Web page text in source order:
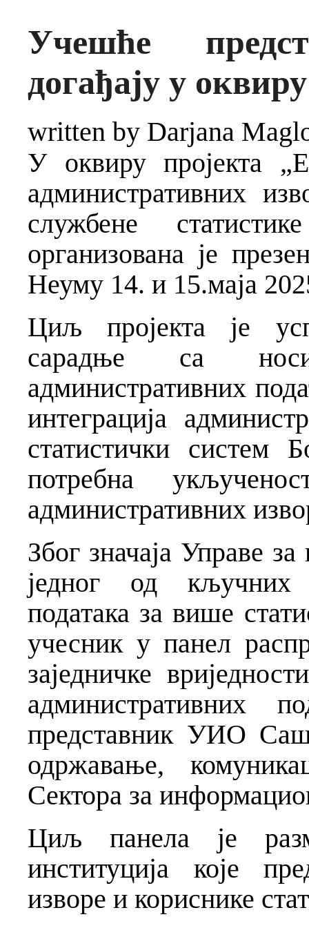
Учешће
догађају у
written by Darjana
У оквиру пројекта
административних
службене
организована је
Неуму 14. и 15.маја
Циљ пројекта је
сарадње са
административних
интеграција
статистички систем
потребна
административних
Због значаја Управе
једног од кључних
података за више
учесник у панел
заједничке
административних
представник УИО
одржавање,
Сектора за
Циљ панела је
институција које
изворе и кориснике